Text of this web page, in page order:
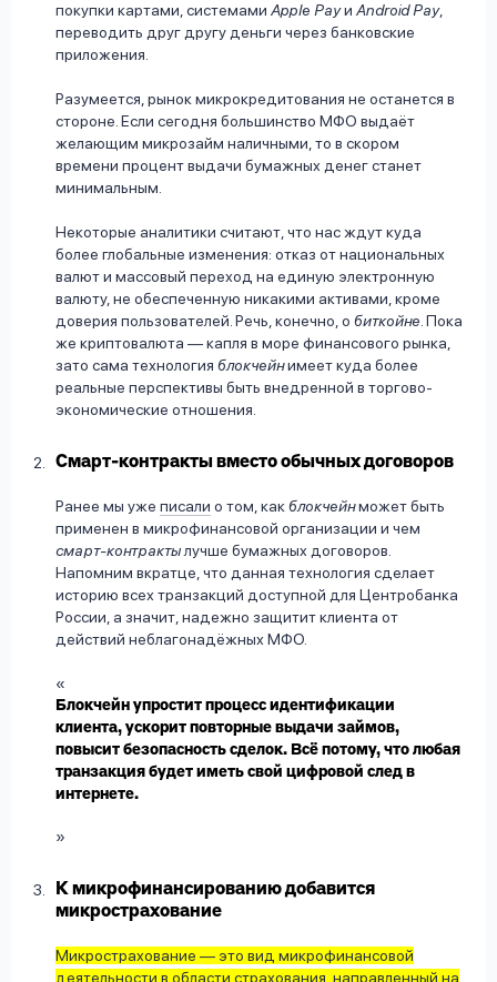
покупки картами, системами Apple Payи Android Pay,
переводить друг другу деньги через банковские
приложения.
Разумеется, рынок микрокредитования не останется в
стороне. Если сегодня большинство МФО выдаёт
желающим микрозайм наличными, то в скором
времени процент выдачи бумажных денег станет
минимальным.
Некоторые аналитики считают, что нас ждут куда
более глобальные изменения: отказ от национальных
валют и массовый переход на единую электронную
валюту, не обеспеченную никакими активами, кроме
доверия пользователей. Речь, конечно, о биткойне. Пока
же криптовалюта — капля в море финансового рынка,
зато сама технология блокчейнимеет куда более
реальные перспективы быть внедренной в торгово-
экономические отношения.
Смарт-контракты вместо обычных договоров
Ранее мы уже писали о том, какблокчейнможет быть
применен в микрофинансовой организации и чем
смарт-контрактылучше бумажных договоров.
Напомним вкратце, что данная технология сделает
историю всех транзакций доступной для Центробанка
России, а значит, надежно защитит клиента от
действий неблагонадёжных МФО.
Блокчейн упростит процесс идентификации
клиента, ускорит повторные выдачи займов,
повысит безопасность сделок. Всё потому, что любая
транзакция будет иметь свой цифровой след в
интернете.
К микрофинансированию добавится
микрострахование
Микрострахование — это вид микрофинансовой
деятельности в области страхования, направленный на